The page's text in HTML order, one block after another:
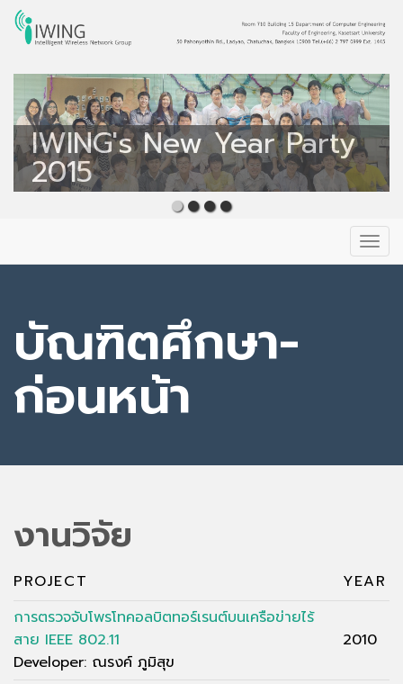
IWING
Intelligent Wireless
Network Group
IWING's New Year Party
2015
บัณฑิตศึกษา-
ก่อนหน้า
งานวิจัย
PROJECT
YEAR
การตรวจจับโพรโทคอลบิตทอร์เรนต์บนเครือข่ายไร้
สาย IEEE 802.11
Developer: ณรงค์ ภูมิสุข
2010